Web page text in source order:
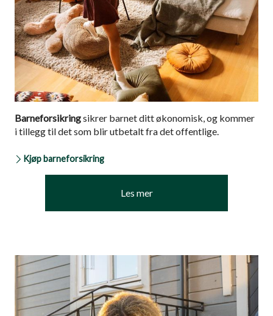
Barneforsikringsikrer barnet ditt økonomisk, og kommer
i tillegg til det som blir utbetalt fra det offentlige.
Kjøp barneforsikring
Les mer